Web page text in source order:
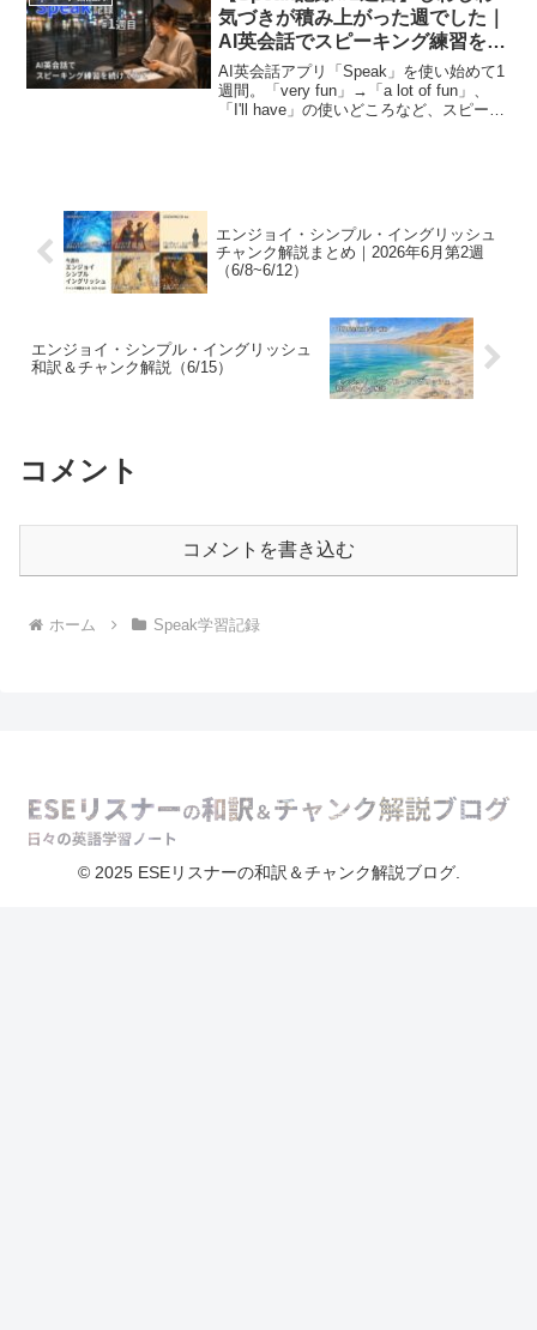
気づきが積み上がった週でした｜
AI英会話でスピーキング練習を続
けてみて
AI英会話アプリ「Speak」を使い始めて1
週間。「very fun」→「a lot of fun」、
「I'll have」の使いどころなど、スピーキ
エンジョイ・シンプル・イングリッシュ
チャンク解説まとめ｜2026年6月第2週
（6/8~6/12）
エンジョイ・シンプル・イングリッシュ
和訳＆チャンク解説（6/15）
コメント
コメントを書き込む
ホーム Speak学習記録
© 2025 ESEリスナーの和訳＆チャンク解説ブログ.